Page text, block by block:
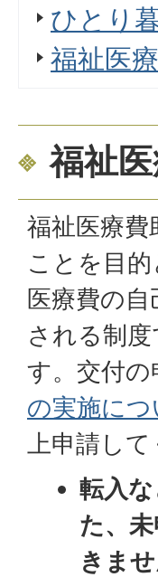
ひとり
福祉医
福祉
福祉医療
ことを目
医療費の
される制
す。交付
の実施につ
上申請して
転入
た、
きませ